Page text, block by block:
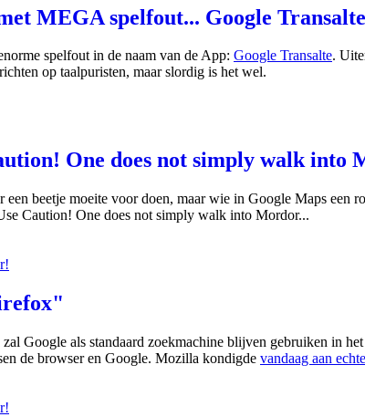
MEGA spelfout... Google Transalte
spelfout in de naam van de App: Google Transalte.
op taalpuristen, maar slordig is het wel.
One does not simply walk into
beetje moeite voor doen, maar wie in Google Maps
Caution! One does not simply walk into Mordor...
Google als standaard zoekmachine blijven gebruiken in
de browser en Google. Mozilla kondigde vandaag aan